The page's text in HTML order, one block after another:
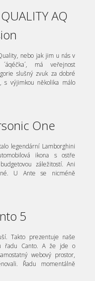
AQ
nebo jak jim u nás v
má veřejnost
slušný zvuk za dobré
výjimkou několika málo
One
legendární Lamborghini
ikona s ostře
záležitostí. Ani
U Ante se nicméně
5
Takto prezentuje naše
řadu Canto. A že jde o
webový prostor,
Řadu momentálně